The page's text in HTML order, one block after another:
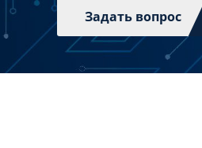
Задать вопрос